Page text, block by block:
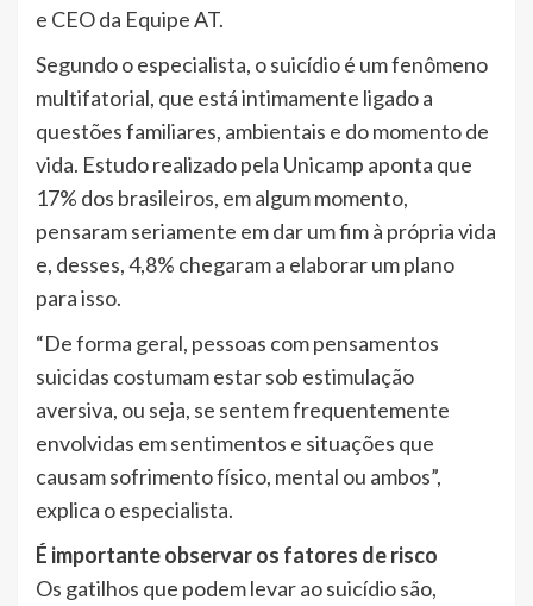
e CEO da Equipe AT.
Segundo o especialista, o suicídio é um fenômeno
multifatorial, que está intimamente ligado a
questões familiares, ambientais e do momento de
vida. Estudo realizado pela Unicamp aponta que
17% dos brasileiros, em algum momento,
pensaram seriamente em dar um fim à própria vida
e, desses, 4,8% chegaram a elaborar um plano
para isso.
“De forma geral, pessoas com pensamentos
suicidas costumam estar sob estimulação
aversiva, ou seja, se sentem frequentemente
envolvidas em sentimentos e situações que
causam sofrimento físico, mental ou ambos”,
explica o especialista.
É importante observar os fatores de risco
Os gatilhos que podem levar ao suicídio são,